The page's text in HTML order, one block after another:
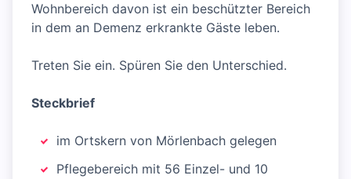
Wohnbereich davon ist ein beschützter Bereich
in dem an Demenz erkrankte Gäste leben.
Treten Sie ein. Spüren Sie den Unterschied.
Steckbrief
im Ortskern von Mörlenbach gelegen
Pflegebereich mit 56 Einzel- und 10